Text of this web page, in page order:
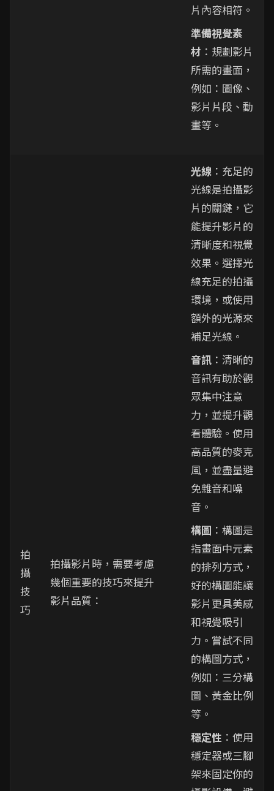
片內容相符。
準備視覺素
材 ：規劃影片
所需的畫面，
例如：圖像、
影片片段、動
畫等。
拍
攝
技
巧
拍攝影片時，需要考慮
幾個重要的技巧來提升
影片品質：
光線 ：充足的
光線是拍攝影
片的關鍵，它
能提升影片的
清晰度和視覺
效果。選擇光
線充足的拍攝
環境，或使用
額外的光源來
補足光線。
音訊 ：清晰的
音訊有助於觀
眾集中注意
力，並提升觀
看體驗。使用
高品質的麥克
風，並盡量避
免雜音和噪
音。
構圖 ：構圖是
指畫面中元素
的排列方式，
好的構圖能讓
影片更具美感
和視覺吸引
力。嘗試不同
的構圖方式，
例如：三分構
圖、黃金比例
等。
穩定性 ：使用
穩定器或三腳
架來固定你的